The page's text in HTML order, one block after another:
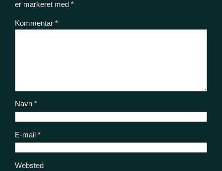
er markeret med*
Kommentar*
Navn*
E-mail*
Websted